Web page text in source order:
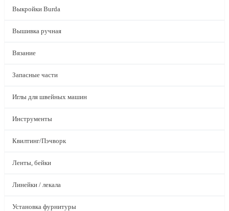
Выкройки Burda
Вышивка ручная
Вязание
Запасные части
Иглы для швейных машин
Инструменты
Квилтинг/Пэчворк
Ленты, бейки
Линейки / лекала
Установка фурнитуры